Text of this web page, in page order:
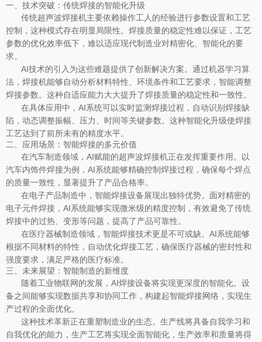
一、技术突破：传统焊接的智能化升级
传统超声波焊接机主要依赖操作工人的经验进行参数设置和工艺
控制，这种模式存在明显局限性。焊接质量的稳定性难以保证，工艺
参数的优化效率低下，难以适应现代制造业对精密化、智能化的要
求。
AI技术的引入为这些难题提供了创新解决方案。通过机器学习算
法，焊接机能够自动分析材料特性、环境条件和工艺要求，智能调整
焊接参数。这种自适应能力大大提升了焊接质量的稳定性和一致性。
在具体应用中，AI系统可以实时监测焊接过程，自动识别焊接缺
陷，动态调整振幅、压力、时间等关键参数。这种智能化升级使焊接
工艺达到了前所未有的精度水平。
二、应用场景：智能焊接的多元价值
在汽车制造领域，AI赋能的超声波焊接机正在发挥重要作用。以
汽车内饰件焊接为例，AI系统能够精确控制焊接过程，确保每个焊点
的质量一致性，显著提升了产品合格率。
在电子产品制造中，智能焊接设备展现出独特优势。面对精密的
电子元件焊接，AI系统能够实现微米级的精度控制，有效避免了传统
焊接中的过热、变形等问题，提高了产品可靠性。
在医疗器械制造领域，智能焊接技术更是不可或缺。AI系统能够
根据不同材料的特性，自动优化焊接工艺，确保医疗器械的密封性和
强度要求，满足严格的医疗标准。
三、未来展望：智能制造的新维度
随着工业物联网的发展，AI焊接设备将实现更深度的智能化。设
备之间能够实现数据共享和协同工作，构建起智能焊接网络，实现生
产过程的全面优化。
这种技术革新正在重塑制造业的生态。生产线将具备自我学习和
自我优化的能力，生产工艺将实现全面智能化，生产效率和质量将得